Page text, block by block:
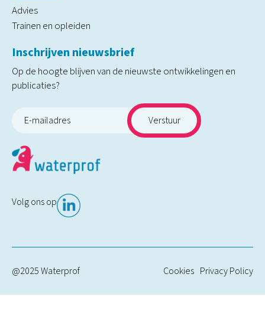
Advies
Trainen en opleiden
Inschrijven nieuwsbrief
Op de hoogte blijven van de nieuwste ontwikkelingen en
publicaties?
Volg ons op
@2025 Waterprof Cookies Privacy Policy